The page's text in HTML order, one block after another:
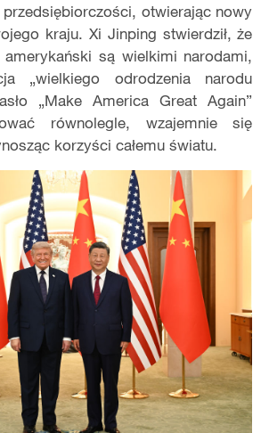
otwierając nowy
kraju. Xi Jinping stwierdził, że
są wielkimi narodami,
„wielkiego odrodzenia narodu
„Make America Great Again”
równolegle, wzajemnie się
korzyści całemu światu.